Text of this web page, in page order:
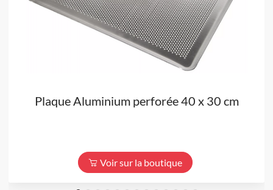
Plaque Aluminium perforée 40 x 30 cm
Voir sur la boutique